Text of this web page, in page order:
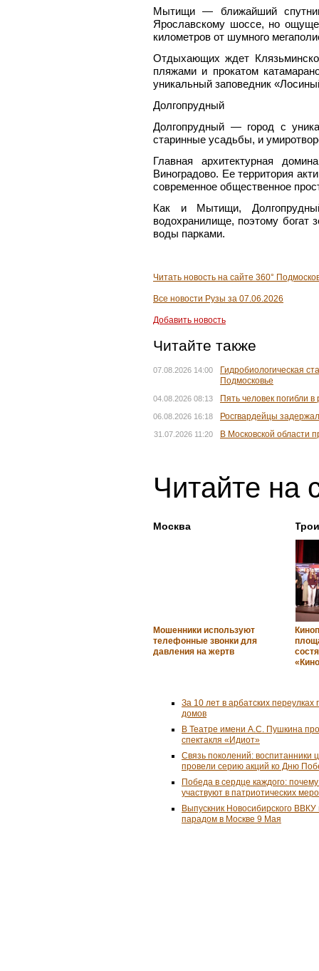
Мытищи — ближайший
Ярославскому шоссе, но
километров от шумного
Отдыхающих ждет
пляжами и прокатом
уникальный заповедник
Долгопрудный
Долгопрудный — город с
старинные усадьбы, и
Главная архитектурная
Виноградово. Ее территория
современное общественное
Как и Мытищи,
водохранилище, поэтому
воды парками.
Читать новость на сайте 360°
Все новости Рузы за 07.06.2026
Добавить новость
Читайте также
07.08.2026 14:00
Гидробиологическая
Подмосковье
04.08.2026 08:13 Пять человек погибли
06.08.2026 16:18 Росгвардейцы
31.07.2026 11:20 В Московской области
Читайте на
Москва
Мошенники используют
телефонные звонки для
давления на жертв
За 10 лет в арбатских переулках
домов
В Театре имени А.С. Пушкина
спектакля «Идиот»
Связь поколений: воспитанники
провели серию акций ко Дню
Победа в сердце каждого:
участвуют в патриотических
Выпускник Новосибирского
парадом в Москве 9 Мая